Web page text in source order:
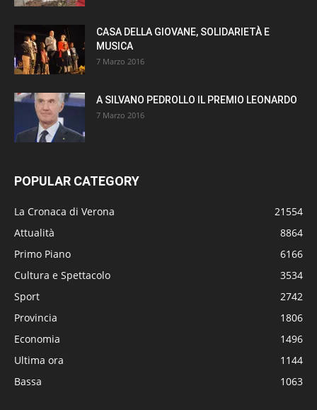
CASA DELLA GIOVANE, SOLIDARIETÀ E
MUSICA
7 Marzo 2016
A SILVANO PEDROLLO IL PREMIO LEONARDO
7 Marzo 2016
POPULAR CATEGORY
La Cronaca di Verona
21554
Attualità
8864
Primo Piano
6166
Cultura e Spettacolo
3534
Sport
2742
Provincia
1806
Economia
1496
Ultima ora
1144
Bassa
1063